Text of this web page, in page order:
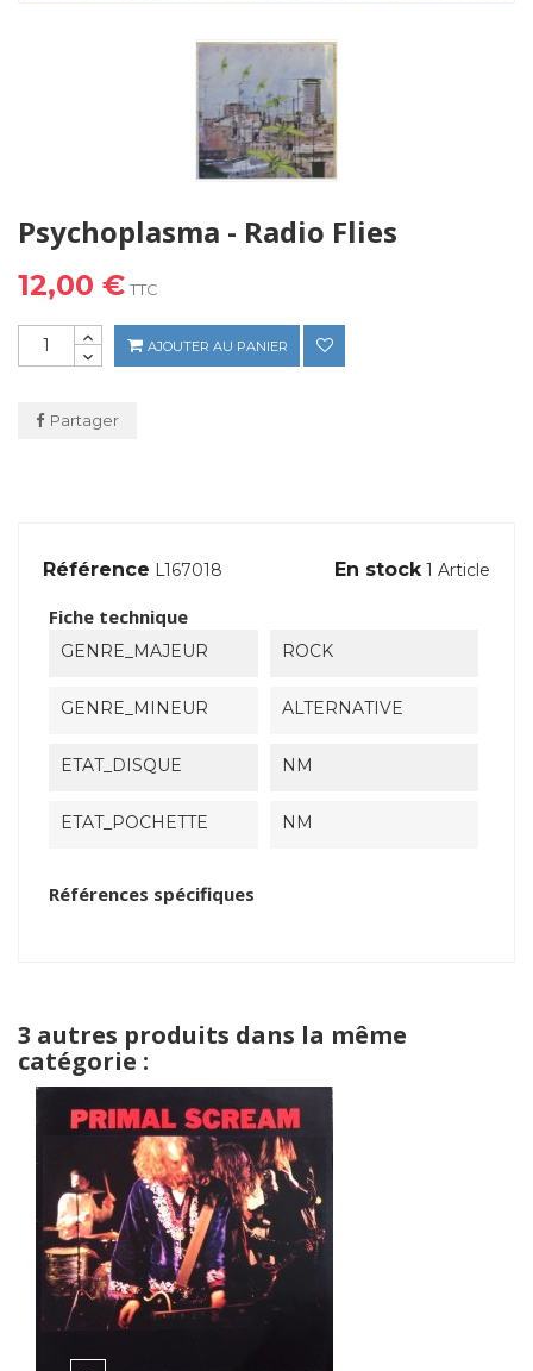
Psychoplasma - Radio Flies
12,00 € TTC
AJOUTER AU PANIER
Partager
Référence L167018 En stock 1 Article
Fiche technique
GENRE_MAJEUR ROCK
GENRE_MINEUR ALTERNATIVE
ETAT_DISQUE NM
ETAT_POCHETTE NM
Références spécifiques
3 autres produits dans la même
catégorie :